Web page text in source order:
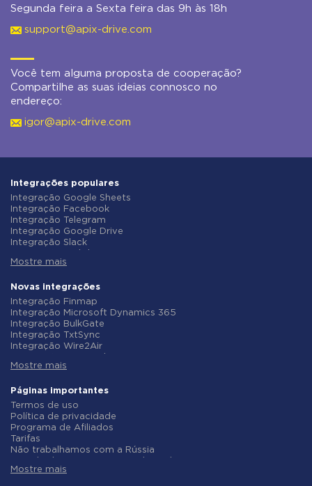
Segunda feira a Sexta feira das 9h às 18h
support@apix-drive.com
Você tem alguma proposta de cooperação?
Compartilhe as suas ideias connosco no
endereço:
igor@apix-drive.com
Integrações populares
Integração Google Sheets
Integração Facebook
Integração Telegram
Integração Google Drive
Integração Slack
Integração Gmail
Integração ClickUp
Integração Airtable
Integração Google Contacts
Integração OpenAI (ChatGPT)
Integração Instagram
Integração ActiveCampaign
Integração Typeform
Integração Salesforce CRM
Integração Notion
Integração AWeber
Integração Asana
Integração ZOHO CRM
Integração Webhooks
Integração GetResponse
Integração WooCommerce
Mostre mais
Novas integrações
Integração Finmap
Integração Microsoft Dynamics 365
Integração BulkGate
Integração TxtSync
Integração Wire2Air
Integração Infobip
Integração AtomPark
Integração TXTImpact
Integração Campaign Monitor
Integração CM.com
Integração D7 Networks
Integração SMS.to
Integração SMSGlobal
Integração Textlocal
Mostre mais
Páginas importantes
Termos de uso
Política de privacidade
Programa de Afiliados
Tarifas
Não trabalhamos com a Rússia
Politica de reembolso
Mostre mais